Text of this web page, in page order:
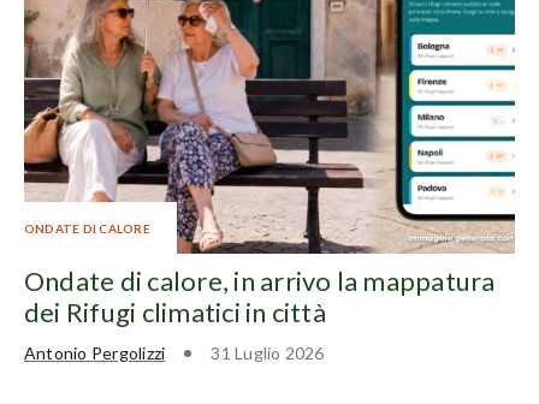
ONDATE DI CALORE
Ondate di calore, in arrivo la mappatura
dei Rifugi climatici in città
Antonio Pergolizzi 31 Luglio 2026